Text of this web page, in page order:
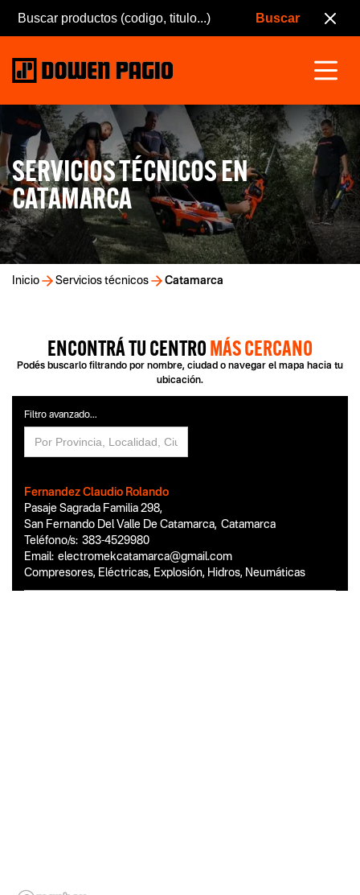
Inicio Servicios técnicos Catamarca
SERVICIOS TÉCNICOS EN
CATAMARCA
ENCONTRÁ TU CENTROMÁS CERCANO
Podés buscarlo filtrando por nombre, ciudad o navegar el mapa hacia tu
ubicación.
Filtro avanzado...
Fernandez Claudio Rolando
Pasaje Sagrada Familia 298,
San Fernando Del Valle De Catamarca, Catamarca
Teléfono/s: 383-4529980
Email: electromekcatamarca@gmail.com
Compresores, Eléctricas, Explosión, Hidros, Neumáticas